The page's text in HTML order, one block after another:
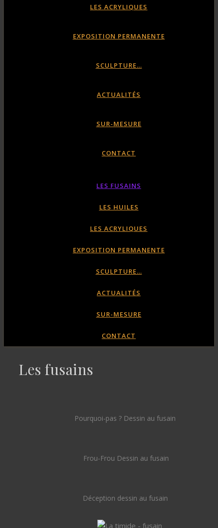
LES ACRYLIQUES
EXPOSITION PERMANENTE
SCULPTURE…
ACTUALITÉS
SUR-MESURE
CONTACT
LES FUSAINS
LES HUILES
LES ACRYLIQUES
EXPOSITION PERMANENTE
SCULPTURE…
ACTUALITÉS
SUR-MESURE
CONTACT
Les fusains
Pourquoi-pas ? Dessin au fusain
Frou-Frou Dessin au fusain
Déception dessin au fusain